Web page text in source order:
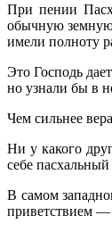
При пении
обычную земную
имели полноту
Это Господь
но узнали бы в
Чем сильнее
Ни у какого
себе
В самом
приветствием —